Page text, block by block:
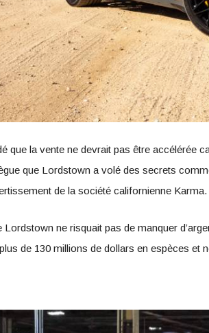
que la vente ne devrait pas être accélérée
que Lordstown a volé des secrets
de la société californienne Karma.
Lordstown ne risquait pas de manquer
de 130 millions de dollars en espèces et